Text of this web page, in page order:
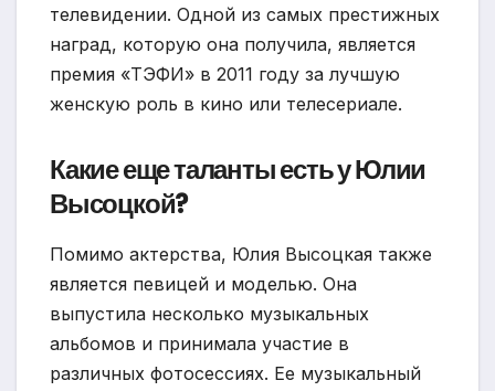
телевидении. Одной из самых престижных
наград, которую она получила, является
премия «ТЭФИ» в 2011 году за лучшую
женскую роль в кино или телесериале.
Какие еще таланты есть у Юлии
Высоцкой?
Помимо актерства, Юлия Высоцкая также
является певицей и моделью. Она
выпустила несколько музыкальных
альбомов и принимала участие в
различных фотосессиях. Ее музыкальный